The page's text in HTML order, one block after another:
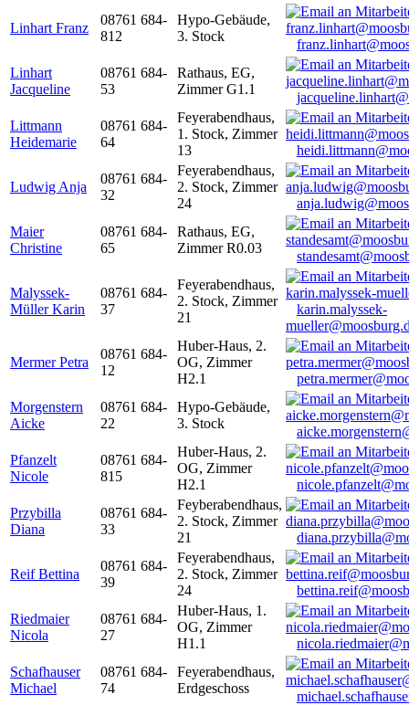
Linhart Franz
08761 684-
812
Hypo-Gebäude,
3. Stock
Linhart
Jacqueline
08761 684-
53
Rathaus, EG,
Zimmer G1.1
Littmann
Heidemarie
08761 684-
64
Feyerabendhaus,
1. Stock, Zimmer
13
Ludwig Anja
08761 684-
32
Feyerabendhaus,
2. Stock, Zimmer
24
Maier
Christine
08761 684-
65
Rathaus, EG,
Zimmer R0.03
Malyssek-
Müller Karin
08761 684-
37
Feyerabendhaus,
2. Stock, Zimmer
21
karin.malyssek-
Mermer Petra
08761 684-
12
Huber-Haus, 2.
OG, Zimmer
H2.1
Morgenstern
Aicke
08761 684-
22
Hypo-Gebäude,
3. Stock
Pfanzelt
Nicole
08761 684-
815
Huber-Haus, 2.
OG, Zimmer
H2.1
Przybilla
Diana
08761 684-
33
Feyberabendhaus,
2. Stock, Zimmer
21
Reif Bettina
08761 684-
39
Feyerabendhaus,
2. Stock, Zimmer
24
Riedmaier
Nicola
08761 684-
27
Huber-Haus, 1.
OG, Zimmer
H1.1
Schafhauser
Michael
08761 684-
74
Feyerabendhaus,
Erdgeschoss